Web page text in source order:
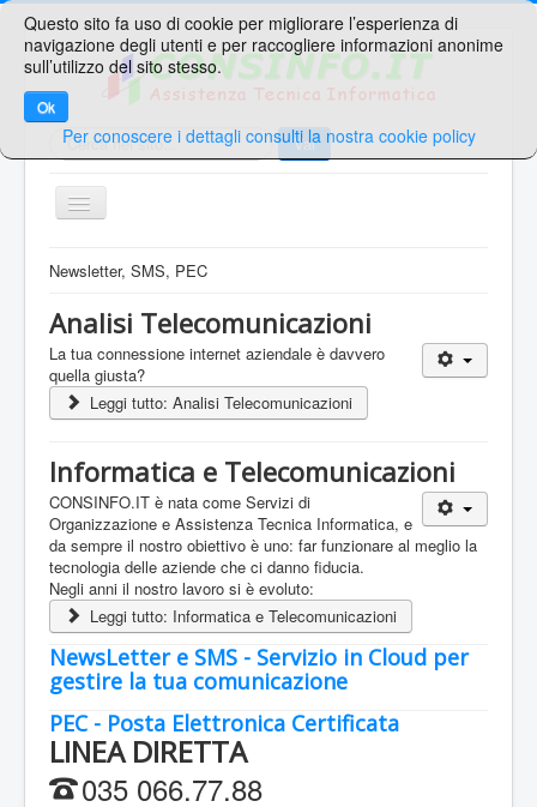
Cerca... Vai
TPL_PROTOSTAR_TOGGLE_MENU
Home
Web Mail
Area Supporto
Area Clienti
Contatti
Sei qui: Home
Telecomunicazioni
Servizi Internet
Newsletter, SMS, PEC
Analisi Telecomunicazioni
La tua connessione internet aziendale è davvero
quella giusta?
Leggi tutto: Analisi Telecomunicazioni
Informatica e Telecomunicazioni
CONSINFO.IT è nata come Servizi di
Organizzazione e Assistenza Tecnica Informatica, e
da sempre il nostro obiettivo è uno: far funzionare al meglio la
tecnologia delle aziende che ci danno fiducia.
Negli anni il nostro lavoro si è evoluto:
Leggi tutto: Informatica e Telecomunicazioni
NewsLetter e SMS - Servizio in Cloud per
gestire la tua comunicazione
PEC - Posta Elettronica Certificata
LINEA DIRETTA
035 066.77.88
Questo sito fa uso di cookie per migliorare l’esperienza di
navigazione degli utenti e per raccogliere informazioni anonime
sull’utilizzo del sito stesso.
Ok
Per conoscere i dettagli consulti la nostra cookie policy